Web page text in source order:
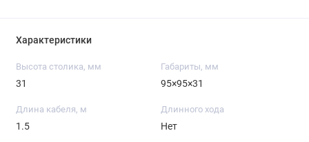
Характеристики
Высота столика, мм
31
Габариты, мм
95×95×31
Длина кабеля, м
1.5
Длинного хода
Нет